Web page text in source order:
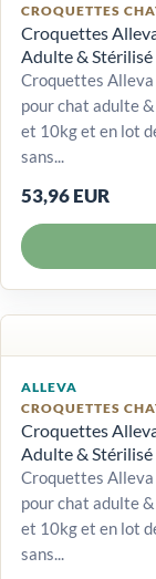
CROQUETTES
Croquettes
Adulte & Stérilisé
Croquettes
pour chat adulte
et 10kg et en lot
sans...
53,96 EUR
ALLEVA
CROQUETTES
Croquettes
Adulte & Stérilisé
Croquettes
pour chat adulte
et 10kg et en lot
sans...